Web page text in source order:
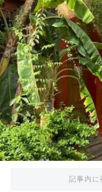
記事内に